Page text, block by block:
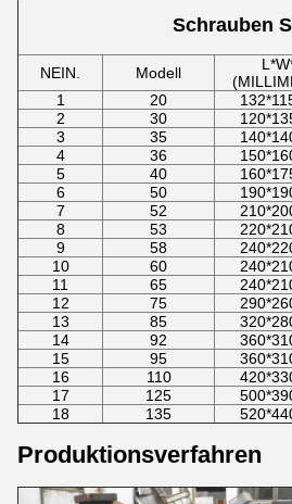
Schrauben
NEIN. Modell
1
20
2
30
3
35
4
36
5
40
6
50
7
52
8
53
9
58
10
60
11
65
12
75
13
85
14
92
15
95
16
110
17
125
18
135
Produktionsverfahren